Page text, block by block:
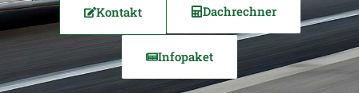
Kontakt Dachrechner
Infopaket